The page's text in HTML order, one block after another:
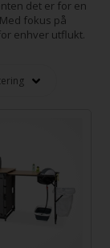
det er for en
fokus på
enhver utflukt.